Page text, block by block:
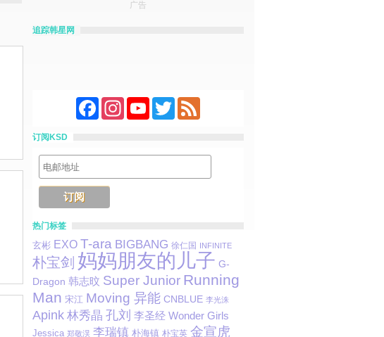
广告
追踪韩星网
FacebookInstagramYouTubeTwitterFeed
订阅KSD
热门标签
玄彬 EXO T-ara BIGBANG 徐仁国 INFINITE
朴宝剑 妈妈朋友的儿子 G-
Dragon 韩志旼 Super Junior Running
Man 宋江 Moving 异能 CNBLUE 李光洙
Apink 林秀晶 孔刘 李圣经 Wonder Girls
Jessica 郑敬淏 李瑞镇 朴海镇 朴宝英 金宣虎